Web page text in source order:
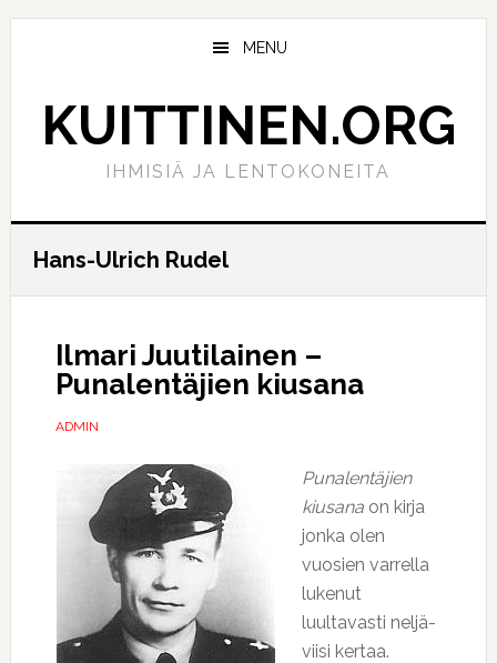
Hyppää
Hyppää
MENU
KUITTINEN.ORG
IHMISIÄ JA LENTOKONEITA
Hans-Ulrich Rudel
Ilmari Juutilainen –
Punalentäjien kiusana
ADMIN
Punalentäjien
kiusanaon kirja
jonka olen
vuosien varrella
lukenut
luultavasti neljä-
viisi kertaa.